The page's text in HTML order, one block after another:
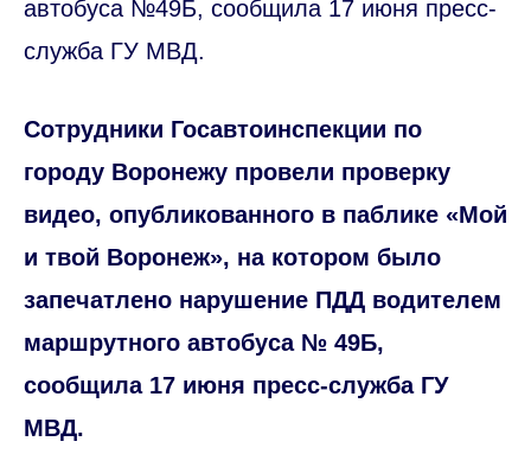
автобуса №49Б, сообщила 17 июня пресс-
служба ГУ МВД.
Сотрудники Госавтоинспекции по
городу Воронежу провели проверку
видео, опубликованного в паблике «Мой
и твой Воронеж», на котором было
запечатлено нарушение ПДД водителем
маршрутного автобуса № 49Б,
сообщила 17 июня пресс-служба ГУ
МВД.